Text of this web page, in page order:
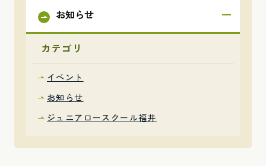
お知らせ
カテゴリ
イベント
お知らせ
ジュニアロースクール福井